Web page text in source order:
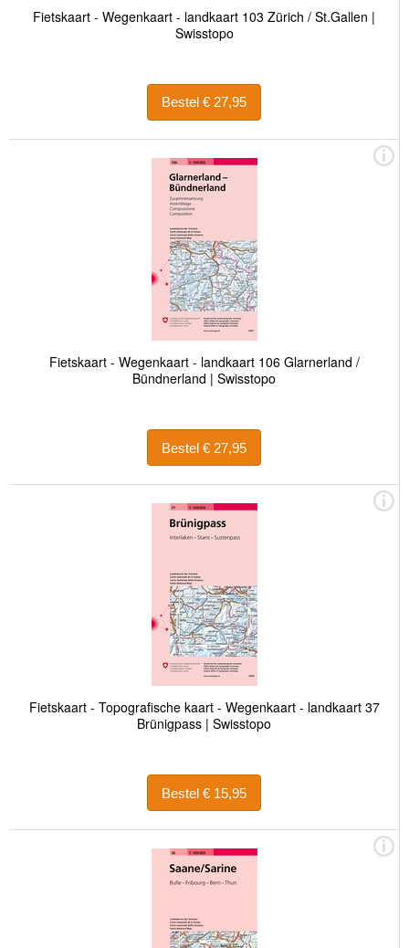
Fietskaart - Wegenkaart - landkaart 103 Zürich / St.Gallen |
Swisstopo
Bestel € 27,95
Fietskaart - Wegenkaart - landkaart 106 Glarnerland /
Bündnerland | Swisstopo
Bestel € 27,95
Fietskaart - Topografische kaart - Wegenkaart - landkaart 37
Brünigpass | Swisstopo
Bestel € 15,95